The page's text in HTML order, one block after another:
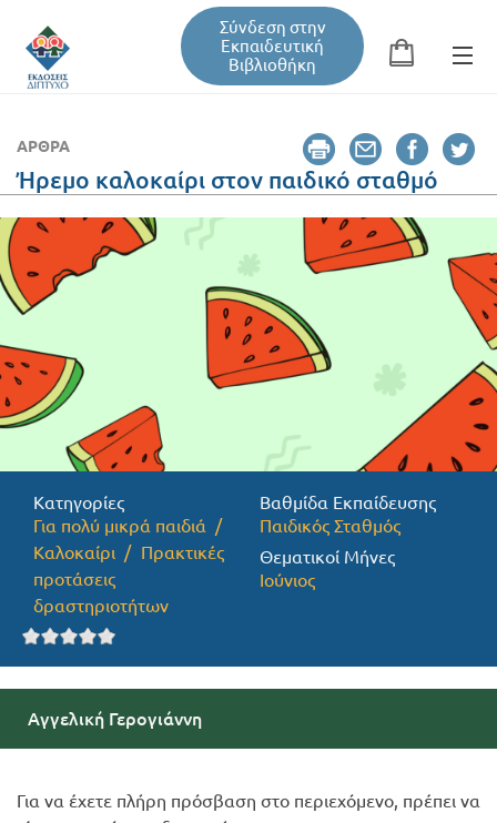
Σύνδεση στην
Εκπαιδευτική
Βιβλιοθήκη
Φόρμα αναζήτησης
Εκπαιδευτική Βιβλιοθήκη
Βιβλία
Σεμινάρια / Συνέδρια
Τεύχη Περιοδικών
Προσφορές
ΆΡΘΡΑ
Ήρεμο καλοκαίρι στον παιδικό σταθμό
Κατηγορίες
Για πολύ μικρά παιδιά
Καλοκαίρι
Πρακτικές
προτάσεις
δραστηριοτήτων
Βαθμίδα Εκπαίδευσης
Παιδικός Σταθμός
Θεματικοί Μήνες
Ιούνιος
Αγγελική Γερογιάννη
Για να έχετε πλήρη πρόσβαση στο περιεχόμενο, πρέπει να